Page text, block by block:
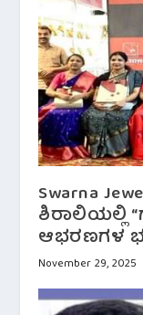
Swarna
ಶಿರಾಲಿಯಲ್ಲಿ
ಆಭರಣಗಳ
November 29, 2025